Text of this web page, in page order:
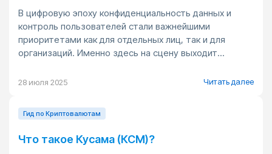
В цифровую эпоху конфиденциальность данных и
контроль пользователей стали важнейшими
приоритетами как для отдельных лиц, так и для
организаций. Именно здесь на сцену выходит...
28 июля 2025 Читать далее
Гид по Криптовалютам
Что такое Кусама (КСМ)?